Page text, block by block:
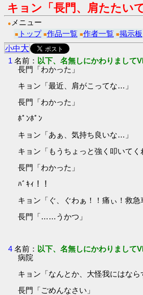
キョン「長門、肩たたい
● メニュー
■ トップ ■作品一覧 ■作者一覧 ■掲示板
小中大
1 名前： 以下、名無しにかわりまして
長門「わかった」
キョン「最近、肩がこってな…」
長門「わかった」
ﾎﾟﾝﾎﾟﾝ
キョン「あぁ、気持ち良いな…」
キョン「もうちょっと強く叩いてく
長門「わかった」
ﾊﾞｷｨ！！
キョン「ぐ、ぐわぁ！！痛ぃ！救急
長門「……うかつ」
4 名前： 以下、名無しにかわりまして
病院
キョン「なんとか、大怪我にはなら
長門「ごめんなさい」